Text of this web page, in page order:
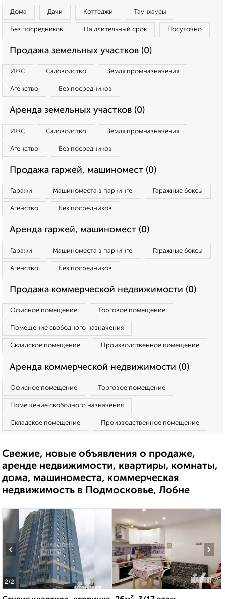
Дома Дачи Коттеджи Таунхаусы
Без посредников На длительный срок Посуточно
Продажа земельных участков (0)
ИЖС Садоводство Земля промназначения
Агенство Без посредников
Аренда земельных участков (0)
ИЖС Садоводство Земля промназначения
Агенство Без посредников
Продажа гаржей, машиномест (0)
Гаражи Машиноместа в паркинге Гаражные боксы
Агенство Без посредников
Аренда гаржей, машиномест (0)
Гаражи Машиноместа в паркинге Гаражные боксы
Агенство Без посредников
Продажа коммерческой недвижимости (0)
Офисное помещение Торговое помещение
Помещение свободного назначения
Складское помещение Производственное помещение
Аренда коммерческой недвижимости (0)
Офисное помещение Торговое помещение
Помещение свободного назначения
Складское помещение Производственное помещение
Свежие, новые объявления о продаже,
аренде недвижимости, квартиры, комнаты,
дома, машиноместа, коммерческая
недвижимость в Подмосковье, Лобне
2/2
‹ ›